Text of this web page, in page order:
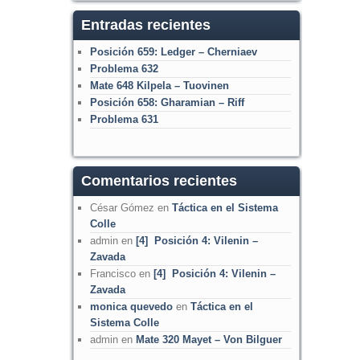
Entradas recientes
Posición 659: Ledger – Cherniaev
Problema 632
Mate 648 Kilpela – Tuovinen
Posición 658: Gharamian – Riff
Problema 631
Comentarios recientes
César Gómez en Táctica en el Sistema
Colle
adminen [4] Posición 4: Vilenin –
Zavada
Franciscoen [4] Posición 4: Vilenin –
Zavada
monica quevedoen Táctica en el
Sistema Colle
adminen Mate 320 Mayet – Von Bilguer